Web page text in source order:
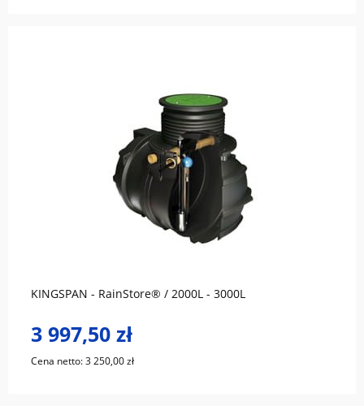
KINGSPAN - RainStore® / 2000L - 3000L
3 997,50 zł
Cena netto:3 250,00 zł
do koszyka